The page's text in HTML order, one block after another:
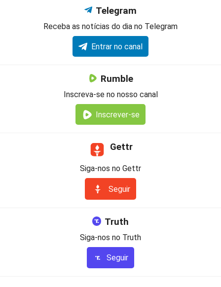
Telegram
Receba as notícias do dia no Telegram
Entrar no canal
Rumble
Inscreva-se no nosso canal
Inscrever-se
Gettr
Siga-nos no Gettr
Seguir
Truth
Siga-nos no Truth
Seguir